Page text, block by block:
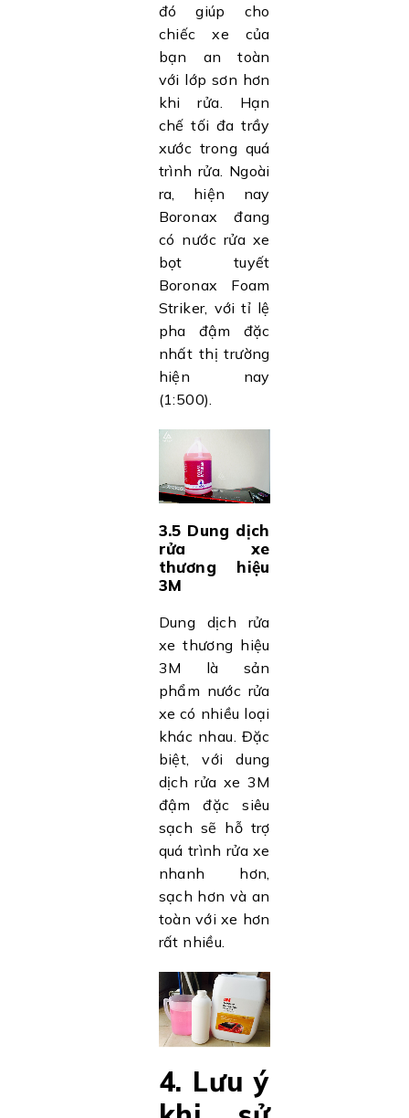
đó giúp cho
chiếc xe của
bạn an toàn
với lớp sơn hơn
khi rửa. Hạn
chế tối đa trầy
xước trong quá
trình rửa. Ngoài
ra, hiện nay
Boronax đang
có nước rửa xe
bọt tuyết
Boronax Foam
Striker, với tỉ lệ
pha đậm đặc
nhất thị trường
hiện nay
(1:500).
3.5 Dung dịch
rửa xe
thương hiệu
3M
Dung dịch rửa
xe thương hiệu
3M là sản
phẩm nước rửa
xe có nhiều loại
khác nhau. Đặc
biệt, với dung
dịch rửa xe 3M
đậm đặc siêu
sạch sẽ hỗ trợ
quá trình rửa xe
nhanh hơn,
sạch hơn và an
toàn với xe hơn
rất nhiều.
4. Lưu ý